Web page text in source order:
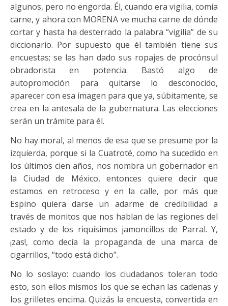
algunos, pero no engorda. Él, cuando era vigilia, comía
carne, y ahora con MORENA ve mucha carne de dónde
cortar y hasta ha desterrado la palabra “vigilia” de su
diccionario. Por supuesto que él también tiene sus
encuestas; se las han dado sus ropajes de procónsul
obradorista en potencia. Bastó algo de
autopromoción para quitarse lo desconocido,
aparecer con esa imagen para que ya, súbitamente, se
crea en la antesala de la gubernatura. Las elecciones
serán un trámite para él.
No hay moral, al menos de esa que se presume por la
izquierda, porque si la Cuatroté, como ha sucedido en
los últimos cien años, nos nombra un gobernador en
la Ciudad de México, entonces quiere decir que
estamos en retroceso y en la calle, por más que
Espino quiera darse un adarme de credibilidad a
través de monitos que nos hablan de las regiones del
estado y de los riquísimos jamoncillos de Parral. Y,
¡zas!, como decía la propaganda de una marca de
cigarrillos, “todo está dicho”.
No lo soslayo: cuando los ciudadanos toleran todo
esto, son ellos mismos los que se echan las cadenas y
los grilletes encima. Quizás la encuesta, convertida en